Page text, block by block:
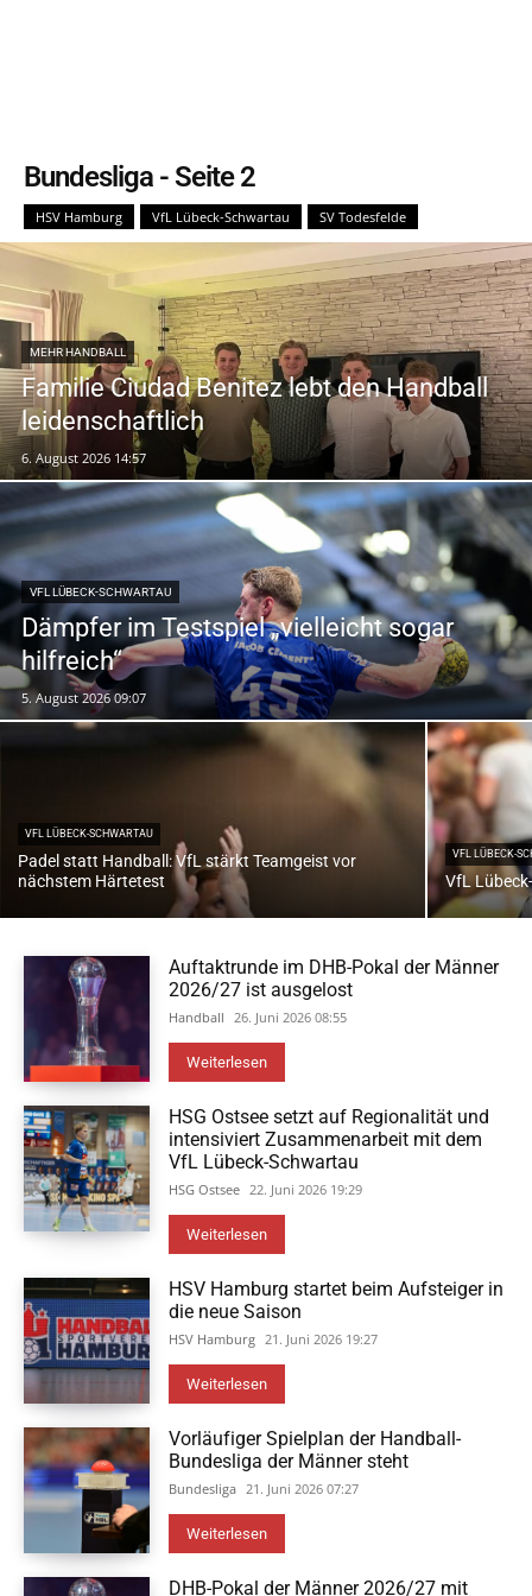
Bundesliga - Seite 2
HSV Hamburg VfL Lübeck-Schwartau SV Todesfelde
MEHR HANDBALL
Familie Ciudad Benitez lebt den Handball
leidenschaftlich
6. August 2026 14:57
VFL LÜBECK-SCHWARTAU
Dämpfer im Testspiel „vielleicht sogar
hilfreich“
5. August 2026 09:07
VFL LÜBECK-SCHWARTAU
Padel statt Handball: VfL stärkt Teamgeist vor
nächstem Härtetest
VFL LÜBECK-
VfL
Auftaktrunde im DHB-Pokal der Männer
2026/27 ist ausgelost
Handball 26. Juni 2026 08:55
Weiterlesen
HSG Ostsee setzt auf Regionalität und
intensiviert Zusammenarbeit mit dem
VfL Lübeck-Schwartau
HSG Ostsee 22. Juni 2026 19:29
Weiterlesen
HSV Hamburg startet beim Aufsteiger in
die neue Saison
HSV Hamburg 21. Juni 2026 19:27
Weiterlesen
Vorläufiger Spielplan der Handball-
Bundesliga der Männer steht
Bundesliga 21. Juni 2026 07:27
Weiterlesen
DHB-Pokal der Männer 2026/27 mit